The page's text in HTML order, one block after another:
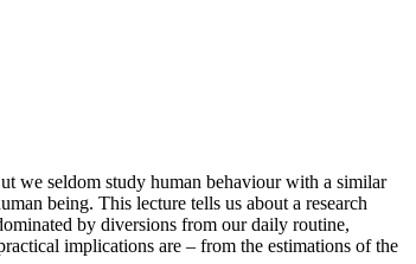
we seldom study human behaviour with a similar
being. This lecture tells us about a research
by diversions from our daily routine,
implications are – from the estimations of the